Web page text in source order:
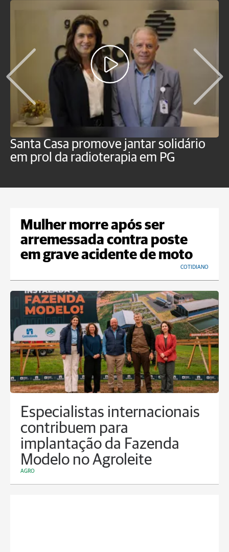
Santa Casa promove jantar solidário
em prol da radioterapia em PG
Mulher morre após ser
arremessada contra poste
em grave acidente de moto
COTIDIANO
Especialistas internacionais
contribuem para
implantação da Fazenda
Modelo no Agroleite
AGRO